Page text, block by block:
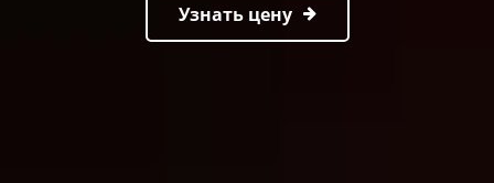
Узнать цену